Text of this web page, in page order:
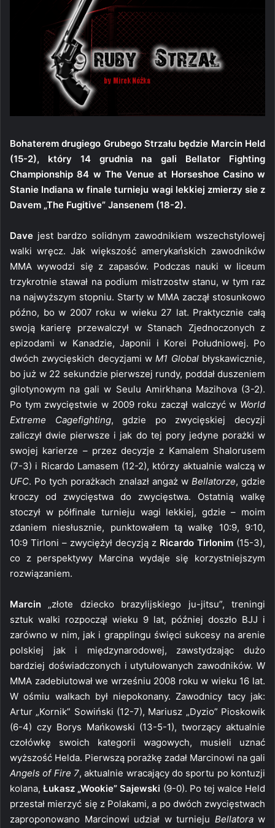
Bohaterem drugiego Grubego Strzału będzie Marcin Held
(15-2), który 14 grudnia na gali Bellator Fighting
Championship 84 w The Venue at Horseshoe Casino w
Stanie Indiana w finale turnieju wagi lekkiej zmierzy sie z
Davem „The Fugitive” Jansenem (18-2).
Dave jest bardzo solidnym zawodnikiem wszechstylowej
walki wręcz. Jak większość amerykańskich zawodników
MMA wywodzi się z zapasów. Podczas nauki w liceum
trzykrotnie stawał na podium mistrzostw stanu, w tym raz
na najwyższym stopniu. Starty w MMA zaczął stosunkowo
późno, bo w 2007 roku w wieku 27 lat. Praktycznie całą
swoją karierę przewalczył w Stanach Zjednoczonych z
epizodami w Kanadzie, Japonii i Korei Południowej. Po
dwóch zwycięskich decyzjami wM1 Globalbłyskawicznie,
bo już w 22 sekundzie pierwszej rundy, poddał duszeniem
gilotynowym na gali w Seulu Amirkhana Mazihova (3-2).
Po tym zwycięstwie w 2009 roku zaczął walczyć w World
Extreme Cagefighting, gdzie po zwycięskiej decyzji
zaliczył dwie pierwsze i jak do tej pory jedyne porażki w
swojej karierze – przez decyzje z Kamalem Shalorusem
(7-3) i Ricardo Lamasem (12-2), którzy aktualnie walczą w
UFC. Po tych porażkach znalazł angaż w Bellatorze, gdzie
kroczy od zwycięstwa do zwycięstwa. Ostatnią walkę
stoczył w półfinale turnieju wagi lekkiej, gdzie – moim
zdaniem niesłusznie, punktowałem tą walkę 10:9, 9:10,
10:9 Tirloni – zwyciężył decyzją z Ricardo Tirlonim (15-3),
co z perspektywy Marcina wydaje się korzystniejszym
rozwiązaniem.
Marcin „złote dziecko brazylijskiego ju-jitsu”, treningi
sztuk walki rozpoczął wieku 9 lat, później doszło BJJ i
zarówno w nim, jak i grapplingu święci sukcesy na arenie
polskiej jak i międzynarodowej, zawstydzając dużo
bardziej doświadczonych i utytułowanych zawodników. W
MMA zadebiutował we wrześniu 2008 roku w wieku 16 lat.
W ośmiu walkach był niepokonany. Zawodnicy tacy jak:
Artur „Kornik” Sowiński (12-7), Mariusz „Dyzio” Pioskowik
(6-4) czy Borys Mańkowski (13-5-1), tworzący aktualnie
czołówkę swoich kategorii wagowych, musieli uznać
wyższość Helda. Pierwszą porażkę zadał Marcinowi na gali
Angels of Fire 7, aktualnie wracający do sportu po kontuzji
kolana,Łukasz „Wookie” Sajewski (9-0). Po tej walce Held
przestał mierzyć się z Polakami, a po dwóch zwycięstwach
zaproponowano Marcinowi udział w turnieju Bellatoraw